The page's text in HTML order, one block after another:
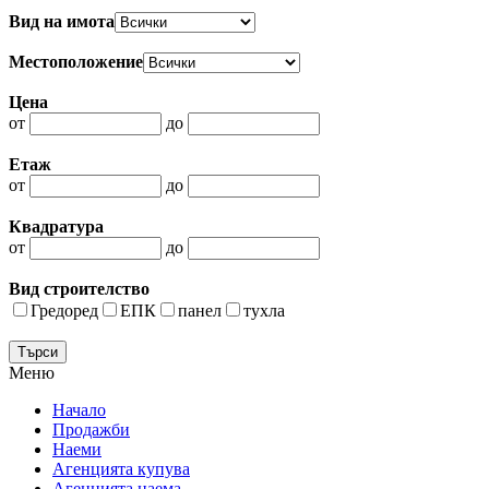
Вид на имота
Местоположение
Цена
от
до
Етаж
от
до
Квадратура
от
до
Вид строителство
Гредоред
ЕПК панел тухла
Меню
Начало
Продажби
Наеми
Агенцията купува